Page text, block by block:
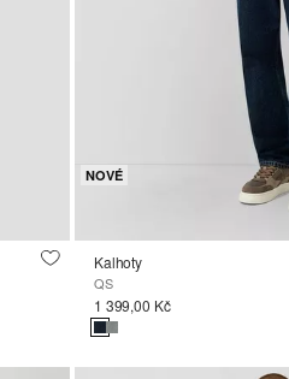
NOVÉ
Kalhoty
QS
1 399,00 Kč